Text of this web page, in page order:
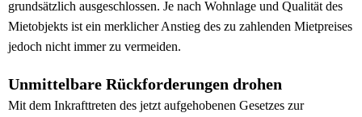
grundsätzlich ausgeschlossen. Je nach Wohnlage und Qualität des
Mietobjekts ist ein merklicher Anstieg des zu zahlenden Mietpreises
jedoch nicht immer zu vermeiden.
Unmittelbare Rückforderungen drohen
Mit dem Inkrafttreten des jetzt aufgehobenen Gesetzes zur